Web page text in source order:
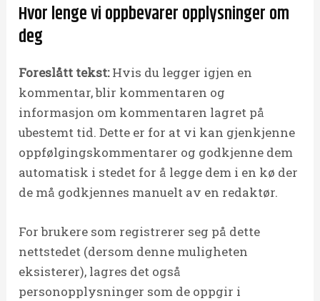
Hvor lenge vi oppbevarer opplysninger om
deg
Foreslått tekst:Hvis du legger igjen en
kommentar, blir kommentaren og
informasjon om kommentaren lagret på
ubestemt tid. Dette er for at vi kan gjenkjenne
oppfølgingskommentarer og godkjenne dem
automatisk i stedet for å legge dem i en kø der
de må godkjennes manuelt av en redaktør.
For brukere som registrerer seg på dette
nettstedet (dersom denne muligheten
eksisterer), lagres det også
personopplysninger som de oppgir i